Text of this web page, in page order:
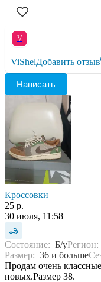
V
ViShelДобавить отзыв
Написать
Кроссовки
25 р.
30 июля, 11:58
Состояние: Б/уРегион:
Размер: 36 и больше
Продам очень
новых.Размер 38.